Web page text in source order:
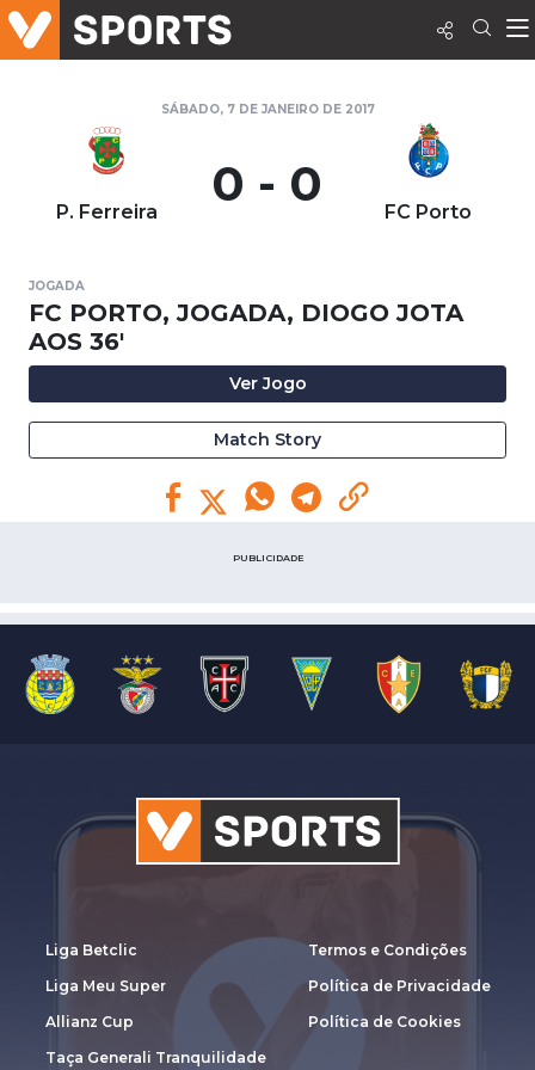
SÁBADO, 7 DE JANEIRO DE 2017
P. Ferreira 0 - 0 FC Porto
JOGADA
FC PORTO, JOGADA, DIOGO JOTA
AOS 36'
Ver Jogo
Match Story
PUBLICIDADE
Liga Betclic
Liga Meu Super
Allianz Cup
Taça Generali Tranquilidade
Termos e Condições
Política de Privacidade
Política de Cookies